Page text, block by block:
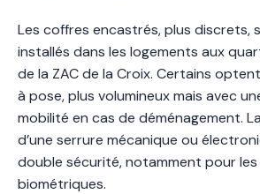
Les coffres encastrés, plus discrets,
installés dans les logements aux
de la ZAC de la Croix. Certains
à pose, plus volumineux mais avec
mobilité en cas de déménagement.
d’une serrure mécanique ou
double sécurité, notamment pour
biométriques.